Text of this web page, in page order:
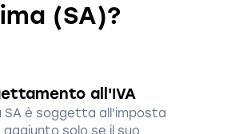
(SA)?
all'IVA
SA è soggetta all'imposta
aggiunto solo se il suo